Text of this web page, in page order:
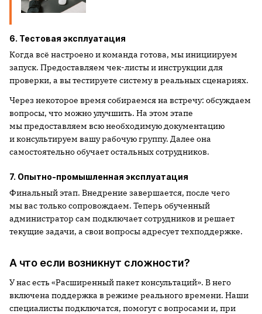
6. Тестовая эксплуатация
Когда всё настроено и команда готова, мы инициируем
запуск. Предоставляем чек-листы и инструкции для
проверки, а вы тестируете систему в реальных сценариях.
Через некоторое время собираемся на встречу: обсуждаем
вопросы, что можно улучшить. На этом этапе
мы предоставляем всю необходимую документацию
и консультируем вашу рабочую группу. Далее она
самостоятельно обучает остальных сотрудников.
7. Опытно-промышленная эксплуатация
Финальный этап. Внедрение завершается, после чего
мы вас только сопровождаем. Теперь обученный
администратор сам подключает сотрудников и решает
текущие задачи, а свои вопросы адресует техподдержке.
А что если возникнут сложности?
У нас есть «Расширенный пакет консультаций». В него
включена поддержка в режиме реального времени. Наши
специалисты подключатся, помогут с вопросами и, при